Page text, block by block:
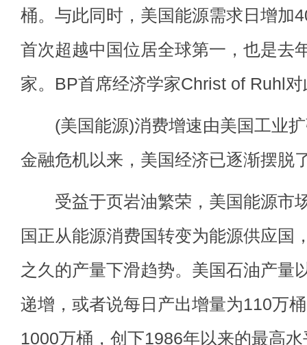
桶。与此同时，美国能源需求日增加
首次超越中国位居全球第一，也是去
家。BP首席经济学家Christ of Ruhl
(美国能源)消费增速由美国工业扩
金融危机以来，美国经济已逐渐摆脱
受益于页岩油繁荣，美国能源市
国正从能源消费国转变为能源供应国
之久的产量下滑趋势。美国石油产量
递增，或者说每日产出增量为110万
1000万桶，创下1986年以来的最高